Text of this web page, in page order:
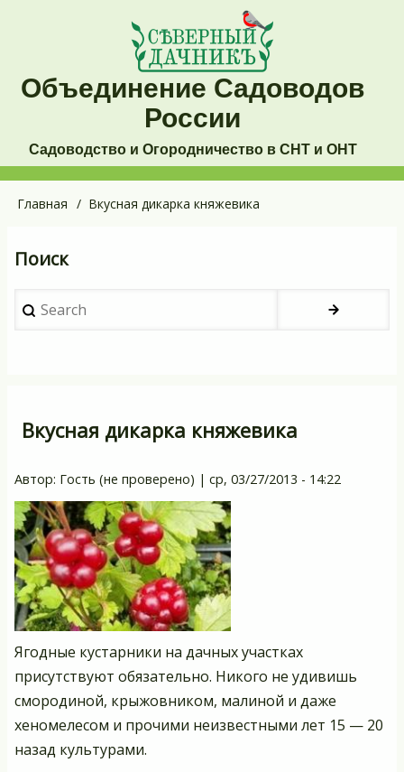
содержанию
Объединение Садоводов
России
Садоводство и Огородничество в СНТ и ОНТ
Основная
Строка
Главная Вкусная дикарка княжевика
Поиск
Search
Вкусная дикарка княжевика
Автор: Гость (не проверено) | ср, 03/27/2013 - 14:22
Ягодные кустарники на дачных участках
присутствуют обязательно. Никого не удивишь
смородиной, крыжовником, малиной и даже
хеномелесом и прочими неизвестными лет 15 — 20
назад культурами.